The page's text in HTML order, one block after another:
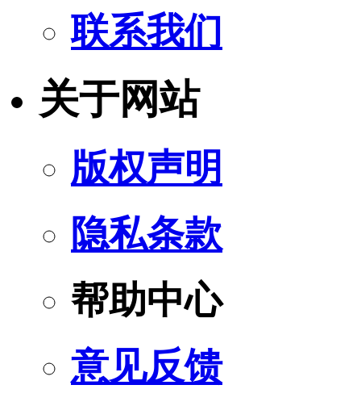
联系我们
关于网站
版权声明
隐私条款
帮助中心
意见反馈